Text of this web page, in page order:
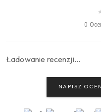
0
Ładowanie recenzji…
NAPISZ